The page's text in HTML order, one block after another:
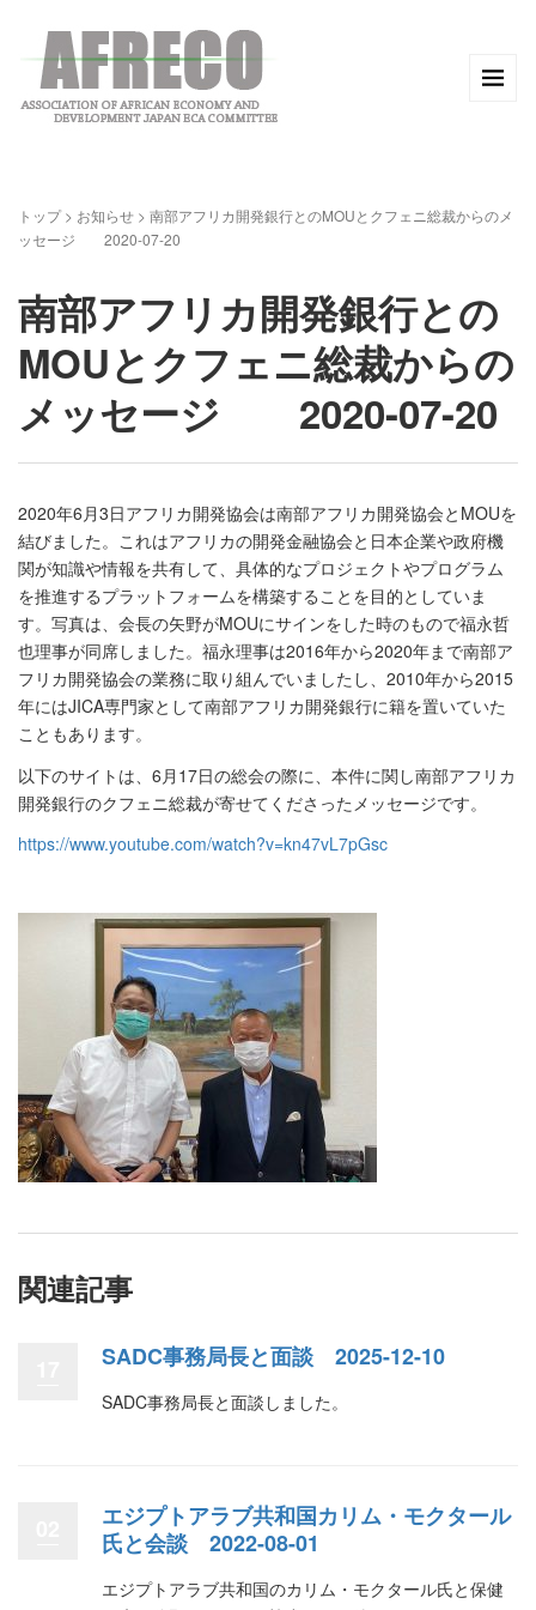
トップ> お知らせ > 南部アフリカ開発銀行とのMOUとクフェニ総裁からのメ
ッセージ 2020-07-20
南部アフリカ開発銀行との
MOUとクフェニ総裁からの
メッセージ 2020-07-20
2020年6月3日アフリカ開発協会は南部アフリカ開発協会とMOUを
結びました。これはアフリカの開発金融協会と日本企業や政府機
関が知識や情報を共有して、具体的なプロジェクトやプログラム
を推進するプラットフォームを構築することを目的としていま
す。写真は、会長の矢野がMOUにサインをした時のもので福永哲
也理事が同席しました。福永理事は2016年から2020年まで南部ア
フリカ開発協会の業務に取り組んでいましたし、2010年から2015
年にはJICA専門家として南部アフリカ開発銀行に籍を置いていた
こともあります。
以下のサイトは、6月17日の総会の際に、本件に関し南部アフリカ
開発銀行のクフェニ総裁が寄せてくださったメッセージです。
https://www.youtube.com/watch?v=kn47vL7pGsc
関連記事
SADC事務局長と面談 2025-12-10
SADC事務局長と面談しました。
エジプトアラブ共和国カリム・モクタール
氏と会談 2022-08-01
エジプトアラブ共和国のカリム・モクタール氏と保健